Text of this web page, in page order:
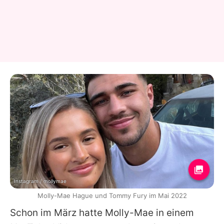
Schon im März hatte Molly-Mae in einem
Instagram / mollymae
Molly-Mae Hague und Tommy Fury im Mai 2022